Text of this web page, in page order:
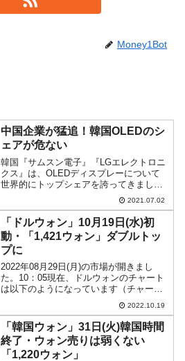
Money1Bot
中国企業が猛追！韓国OLEDのシ
ェアが危ない
韓国『サムスン電子』『LGエレクトロニ
クス』は、OLEDディスプレーについて
世界的にトップシェアを誇ってきました
が、その地位が中国企業に脅かされる状
況になってきました。具体的には『京東
方科技集团（BOE）』『華星光電技術
（チャイナスター）』...
2021.07.02
「ドルウォン」10月19日(水)初
動・「1,421ウォン」ダブルトッ
プに
2022年08月29日(月)の市場が開きまし
た。10：05現在、ドルウォンのチャート
は以下のようになっています（チャート
は『Investing.com』より引用）。どうも
ダブルトップになりました。現在のとこ
ろ「1ドル＝1,421ウォン」近辺...
2022.10.19
「韓国ウォン」31日(火)韓国時間
終了・ウォン売りは弱くない
「1,220ウォン」